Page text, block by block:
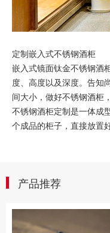
定制嵌入式不锈钢酒柜
嵌入式镜面钛金不锈钢酒
度、高度以及深度。告知
间大小，做好不锈钢酒柜
不锈钢酒柜定制是一体成
个成品的柜子，直接放置
产品推荐